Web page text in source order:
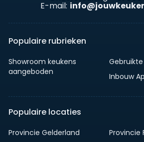
E-mail:
Populaire rubrieken
Showroom keukens
aangeboden
Inbouw
Populaire locaties
Provincie Gelderland
Provincie